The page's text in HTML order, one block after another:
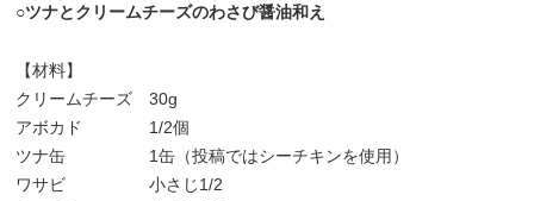
○ツナとクリームチーズのわさび醤油和え
【材料】
クリームチーズ 30g
アボカド 1/2個
ツナ缶 1缶（投稿ではシーチキンを使用）
ワサビ 小さじ1/2